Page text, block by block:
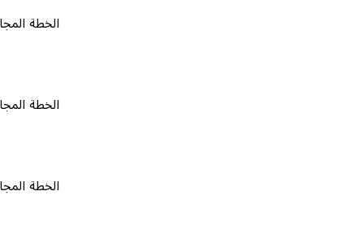
الخطة المجانية ٠
الخطة المجانية ٠
الخطة المجانية ٠